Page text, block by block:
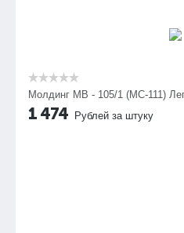
Молдинг МВ - 105/1 (МС-111)
1 474 Рублей за штуку